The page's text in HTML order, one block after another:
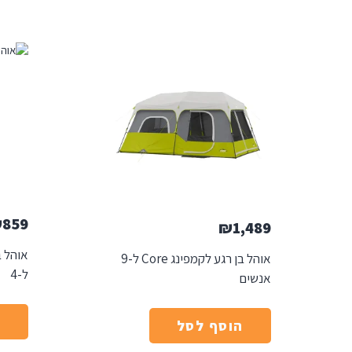
₪1,489
אוהל בן רגע לקמפינג Core ל-9
אנשים
הוסף לסל
859
אוהל
ל-4